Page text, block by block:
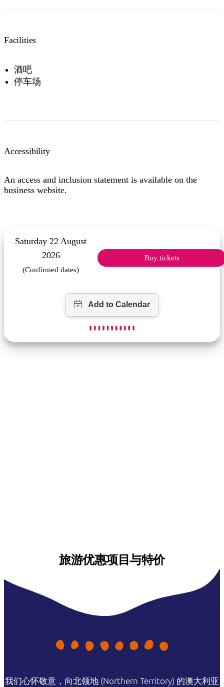
Facilities
酒吧
停车场
Accessibility
An access and inclusion statement is available on the
business website.
Saturday 22 August
2026
(Confirmed dates)
Buy tickets
旅游优惠项目与特价
我们心怀敬意，向北领地 (Northern Territory) 的澳大利亚